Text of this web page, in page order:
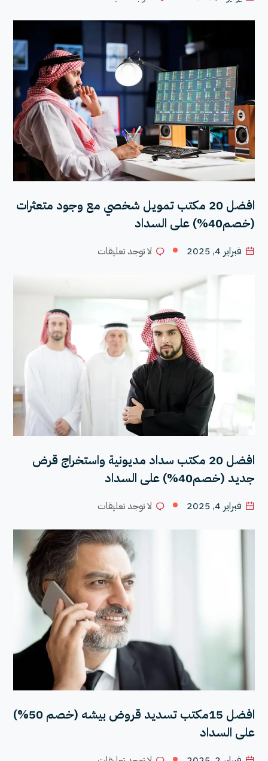
افضل 20 مكتب تمويل شخصي مع وجود متعثرات
(خصم40%) على السداد
فبراير 4, 2025 لا توجد تعليقات
افضل 20 مكتب سداد مديونية واستخراج قرض
جديد (خصم40%) على السداد
فبراير 4, 2025 لا توجد تعليقات
افضل 15مكتب تسديد قروض بيشه (خصم 50%)
على السداد